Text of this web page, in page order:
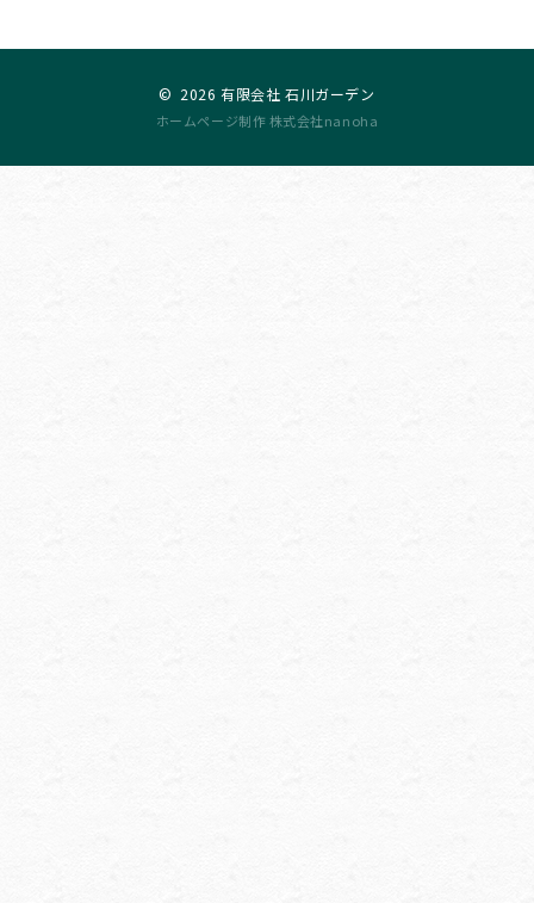
© 2026 有限会社 石川ガーデン
ホームページ制作 株式会社nanoha